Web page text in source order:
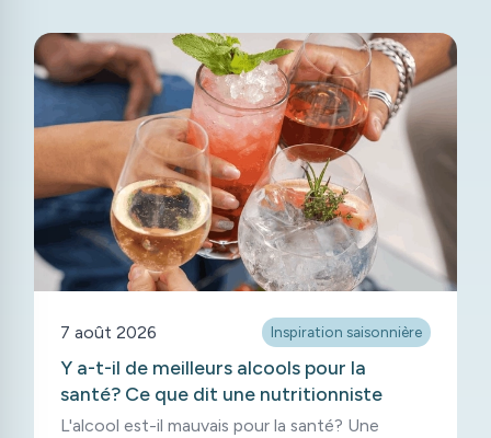
7 août 2026 Inspiration saisonnière
Y a-t-il de meilleurs alcools pour la
santé? Ce que dit une nutritionniste
L'alcool est-il mauvais pour la santé? Une